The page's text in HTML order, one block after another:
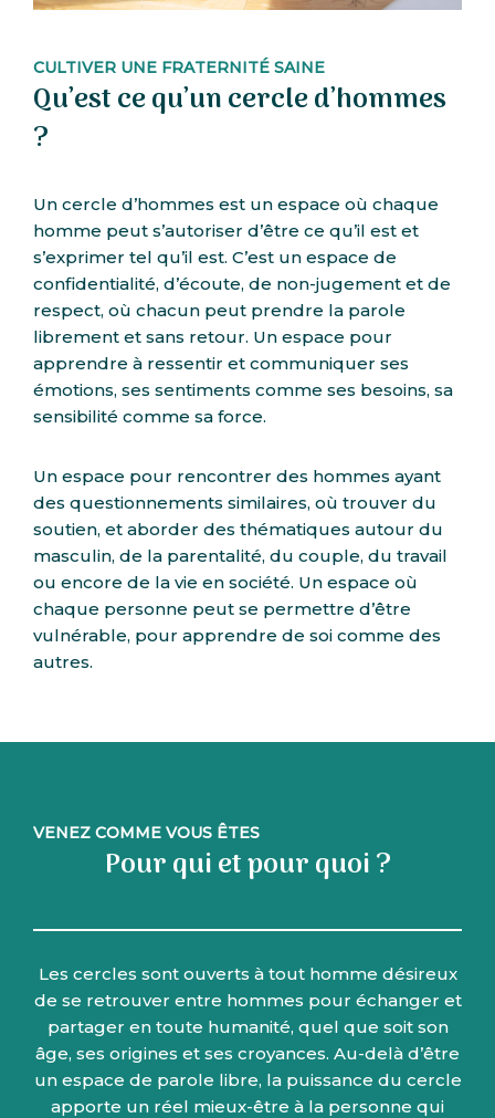
CULTIVER UNE FRATERNITÉ SAINE
Qu’est ce qu’un cercle d’hommes
?
Un cercle d’hommes est un espace où chaque
homme peut s’autoriser d’être ce qu’il est et
s’exprimer tel qu’il est. C’est un espace de
confidentialité, d’écoute, de non-jugement et de
respect, où chacun peut prendre la parole
librement et sans retour. Un espace pour
apprendre à ressentir et communiquer ses
émotions, ses sentiments comme ses besoins, sa
sensibilité comme sa force.
Un espace pour rencontrer des hommes ayant
des questionnements similaires, où trouver du
soutien, et aborder des thématiques autour du
masculin, de la parentalité, du couple, du travail
ou encore de la vie en société. Un espace où
chaque personne peut se permettre d’être
vulnérable, pour apprendre de soi comme des
autres.
VENEZ COMME VOUS ÊTES
Pour qui et pour quoi ?
Les cercles sont ouverts à tout homme désireux
de se retrouver entre hommes pour échanger et
partager en toute humanité, quel que soit son
âge, ses origines et ses croyances. Au-delà d’être
un espace de parole libre, la puissance du cercle
apporte un réel mieux-être à la personne qui